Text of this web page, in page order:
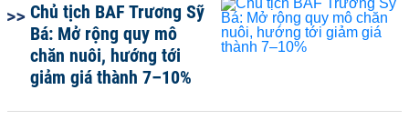
Chủ tịch BAF Trương Sỹ
Bá: Mở rộng quy mô
chăn nuôi, hướng tới
giảm giá thành 7–10%